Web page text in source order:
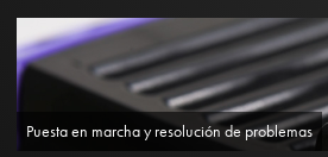
Puesta en marcha y resolución de problemas